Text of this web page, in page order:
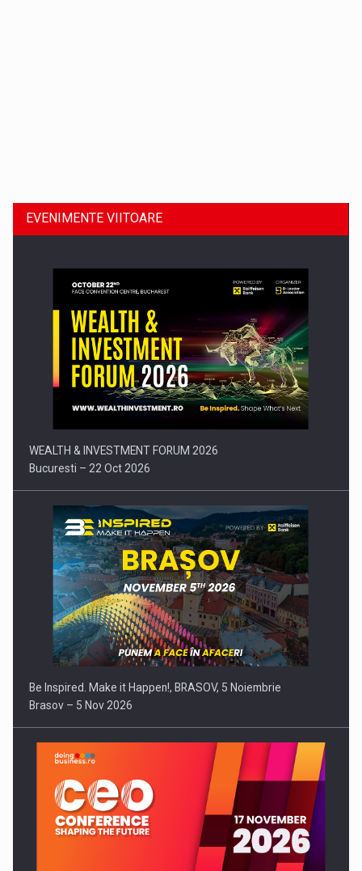
Comunicat de presa: Joburile part-time reincep sa intre pe…
EVENIMENTE VIITOARE
WEALTH & INVESTMENT FORUM 2026
Bucuresti – 22 Oct 2026
Be Inspired. Make it Happen!, BRASOV, 5 Noiembrie
Brasov – 5 Nov 2026